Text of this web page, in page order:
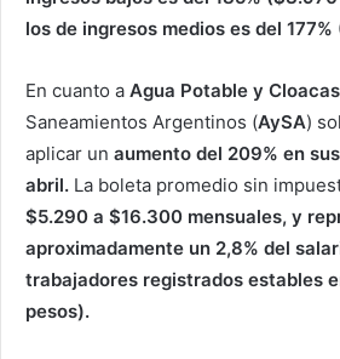
los de ingresos medios es del
En cuanto a Agua Potable y Cloacas
Saneamientos Argentinos (AySA)
aplicar un aumento del 209% en
abril. La boleta promedio sin
$5.290 a $16.300 mensuales, y
aproximadamente un 2,8% del
trabajadores registrados estables
pesos).